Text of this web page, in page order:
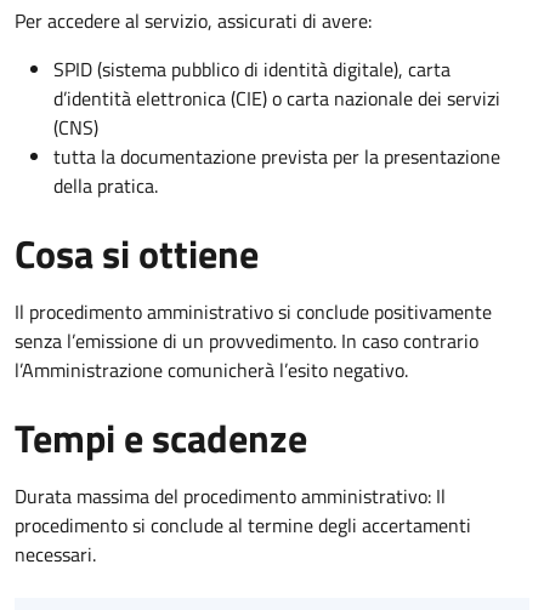
Per accedere al servizio, assicurati di avere:
SPID (sistema pubblico di identità digitale), carta
d’identità elettronica (CIE) o carta nazionale dei servizi
(CNS)
tutta la documentazione prevista per la presentazione
della pratica.
Cosa si ottiene
Il procedimento amministrativo si conclude positivamente
senza l’emissione di un provvedimento. In caso contrario
l’Amministrazione comunicherà l’esito negativo.
Tempi e scadenze
Durata massima del procedimento amministrativo: Il
procedimento si conclude al termine degli accertamenti
necessari.